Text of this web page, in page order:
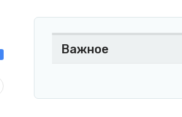
Важное